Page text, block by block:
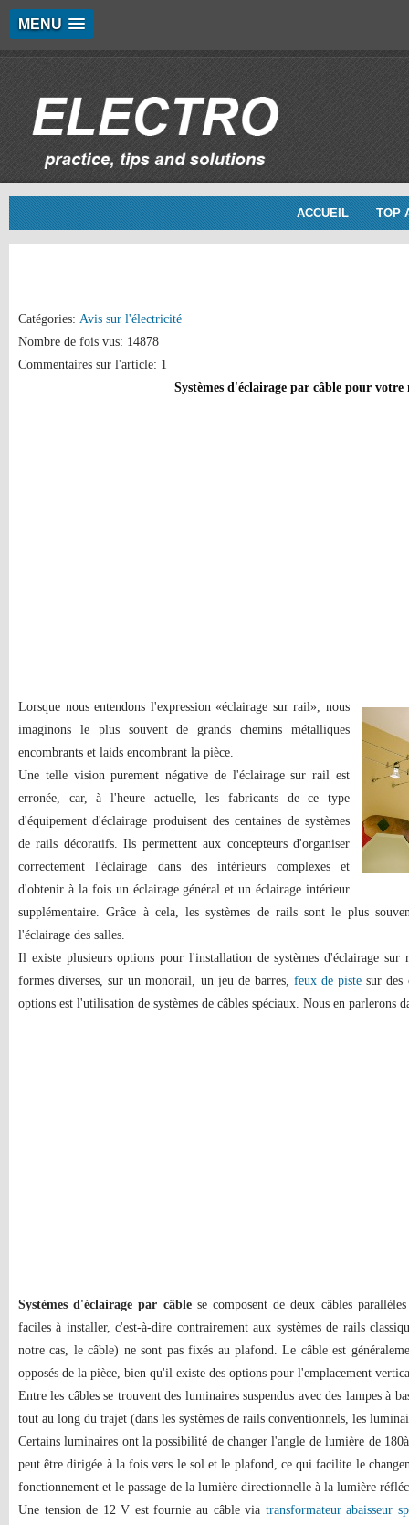
MENU
ACCUEIL TOP
Catégories: Avis sur l'électricité
Nombre de fois vus: 14878
Commentaires sur l'article: 1
Systèmes d'éclairage par câble pour votre
Lorsque nous entendons l'expression «éclairage sur rail», nous
imaginons le plus souvent de grands chemins métalliques
encombrants et laids encombrant la pièce.
Une telle vision purement négative de l'éclairage sur rail est
erronée, car, à l'heure actuelle, les fabricants de ce type
d'équipement d'éclairage produisent des centaines de systèmes
de rails décoratifs. Ils permettent aux concepteurs d'organiser
correctement l'éclairage dans des intérieurs complexes et
d'obtenir à la fois un éclairage général et un éclairage intérieur
supplémentaire. Grâce à cela, les systèmes de rails sont le plus
l'éclairage des salles.
Il existe plusieurs options pour l'installation de systèmes d'éclairage sur
formes diverses, sur un monorail, un jeu de barres, feux de piste sur des
options est l'utilisation de systèmes de câbles spéciaux. Nous en parlerons
Systèmes d'éclairage par câblese composent de deux câbles
faciles à installer, c'est-à-dire contrairement aux systèmes de rails
notre cas, le câble) ne sont pas fixés au plafond. Le câble est
opposés de la pièce, bien qu'il existe des options pour l'emplacement
Entre les câbles se trouvent des luminaires suspendus avec des lampes à
tout au long du trajet (dans les systèmes de rails conventionnels, les
Certains luminaires ont la possibilité de changer l'angle de lumière de 180
peut être dirigée à la fois vers le sol et le plafond, ce qui facilite le
fonctionnement et le passage de la lumière directionnelle à la lumière
Une tension de 12 V est fournie au câble via transformateur abaisseur